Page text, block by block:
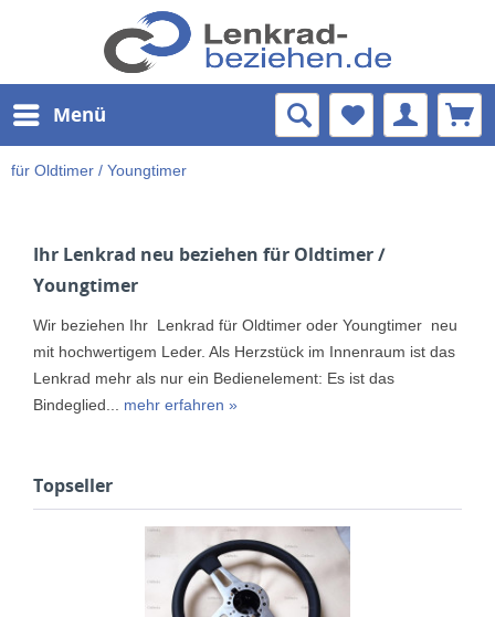
Menü
für Oldtimer / Youngtimer
Ihr Lenkrad neu beziehen für Oldtimer /
Youngtimer
Wir beziehen Ihr Lenkrad für Oldtimer oder Youngtimer neu
mit hochwertigem Leder. Als Herzstück im Innenraum ist das
Lenkrad mehr als nur ein Bedienelement: Es ist das
Bindeglied... mehr erfahren »
Topseller